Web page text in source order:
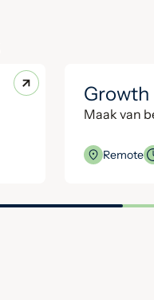
Growth
Maak van
Remote